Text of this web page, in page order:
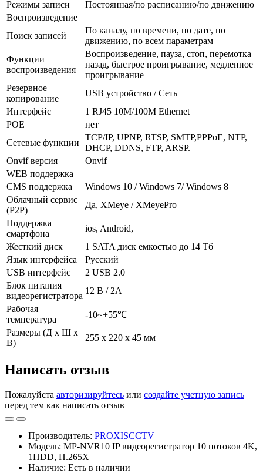
Режимы записи
Постоянная/по расписанию/по движению
Воспроизведение
Поиск записей
По каналу, по времени, по дате, по
движению, по всем параметрам
Функции
воспроизведения
Воспроизведение, пауза, стоп, перемотка
назад, быстрое проигрывание, медленное
проигрывание
Резервное
копирование
USB устройство / Сеть
Интерфейс
1 RJ45 10M/100M Ethernet
POE
нет
Сетевые функции
TCP/IP, UPNP, RTSP, SMTP,PPPoE, NTP,
DHCP, DDNS, FTP, ARSP.
Onvif версия
Onvif
WEB поддержка
CMS поддержка
Windows 10 / Windows 7/ Windows 8
Облачный сервис
(P2P)
Да, XMeye / XMeyePro
Поддержка
смартфона
ios, Android,
Жесткий диск
1 SATA диск емкостью до 14 Тб
Язык интерфейса
Русский
USB интерфейс
2 USB 2.0
Блок питания
видеорегистратора
12 В / 2А
Рабочая
температура
-10~+55℃
Размеры (Д х Ш х
В)
255 х 220 х 45 мм
Написать отзыв
Пожалуйста авторизируйтесь или создайте учетную запись
перед тем как написать отзыв
Производитель: PROXISCCTV
Модель: MP-NVR10 IP видеорегистратор 10 потоков 4K,
1HDD, H.265X
Наличие: Есть в наличии